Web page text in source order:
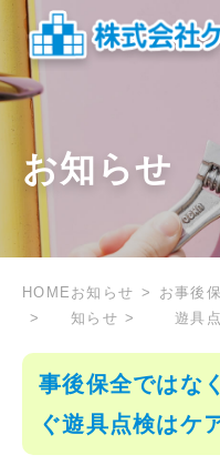
お知らせ
HOME お知らせ
お
知らせ
事後
遊具
事後保全ではな
ぐ遊具点検はケ